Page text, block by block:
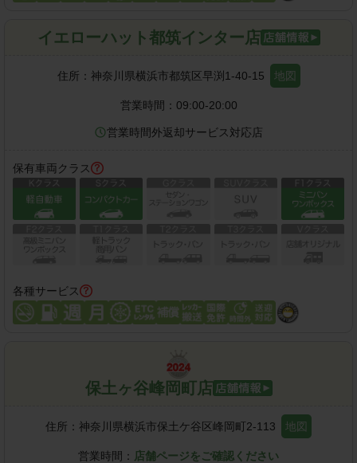
イエローハット都筑インター店
住所： 神奈川県横浜市都筑区早渕1-40-15 地図
営業時間： 09:00-20:00
営業時間外返却サービス対応店
保有車両クラス
各種サービス
保土ヶ谷峰岡町店
住所： 神奈川県横浜市保土ケ谷区峰岡町2-113 地図
営業時間： 店舗ページをご確認ください